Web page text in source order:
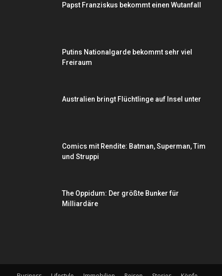
Papst Franziskus bekommt einen Wutanfall
Putins Nationalgarde bekommt sehr viel
Freiraum
Australien bringt Flüchtlinge auf Insel unter
Comics mit Rendite: Batman, Superman, Tim
und Struppi
The Oppidum: Der größte Bunker für
Milliardäre